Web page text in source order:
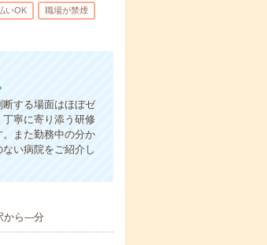
いOK 職場が禁煙
する場面はほぼゼ
寧に寄り添う研修
また勤務中の分か
い病院をご紹介し
から---分